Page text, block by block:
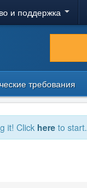
и поддержка
требования
it! Click here to start.